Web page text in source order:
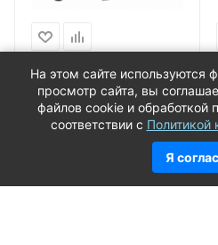
Фаркоп RENAULT
DUSTER 11-/NISSAN
TERRANO 14- ТРЕЙЛЕР
(1200kg/60kg/без
Мало
На этом сайте используются
просмотр сайта, вы
файлов cookie и обработкой
соответствии с Политикой
Я